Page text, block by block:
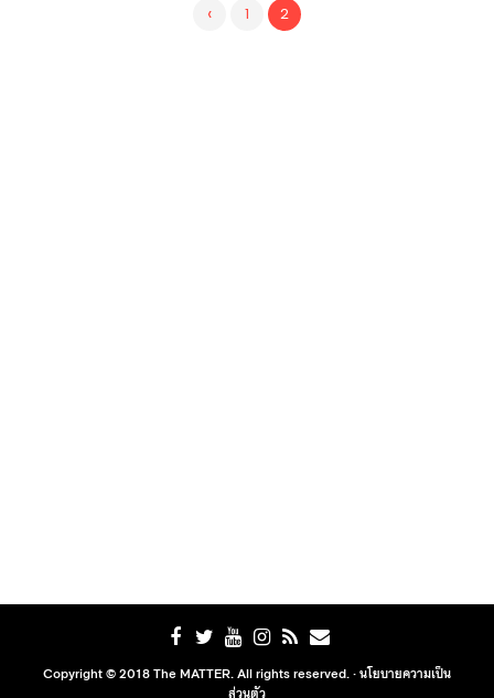
‹ 1 2
Copyright © 2018 The MATTER. All rights reserved. ·นโยบายความเป็น
ส่วนตัว